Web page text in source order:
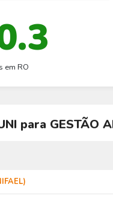
em RO
para GESTÃO